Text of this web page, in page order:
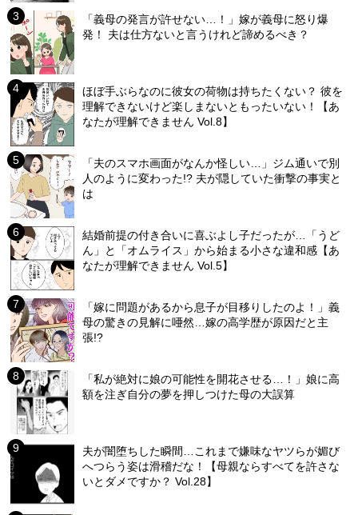
「義母の発言が許せない…！」嫁が義母に怒り爆
発！ 夫は仕方ないと言うけれど諦めるべき？
ほぼ手ぶらなのに彼女の荷物は持ちたくない？ 彼を
理解できないけど楽しまないともったいない！【あ
なたが理解できません Vol.8】
「夫のスマホ画面がなんか怪しい…」ジム通いで別
人のように変わった!? 夫が隠していた衝撃の事実と
は
結婚前提の付き合いに喜ぶよし子だったが…「うど
ん」と「オムライス」から始まる小さな違和感【あ
なたが理解できません Vol.5】
「嫁に問題があるから息子が目移りしたのよ！」義
母の驚きの見解に唖然…嫁の高学歴が原因だと主
張!?
「私が絶対に娘の可能性を開花させる…！」娘に高
額を注ぎ自分の夢を押しつけた母の大誤算
夫が闇堕ちした瞬間…これまで嫌味なヤツらが媚び
へつらう姿は滑稽だな！【母親ならすべてを許さな
いとダメですか？ Vol.28】